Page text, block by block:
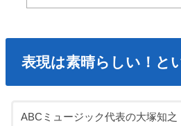
表現は素晴らしい！と
ABCミュージック代表の大塚知之